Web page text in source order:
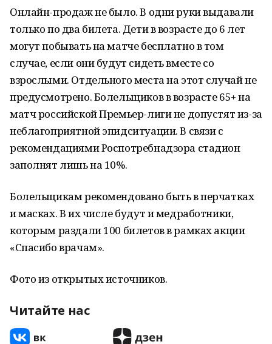
Онлайн-продаж не было. В одни руки выдавали
только по два билета. Дети в возрасте до 6 лет
могут побывать на матче бесплатно в том
случае, если они будут сидеть вместе со
взрослыми. Отдельного места на этот случай не
предусмотрено. Болельщиков в возрасте 65+ на
матч российской Премьер-лиги не допустят из-за
неблагоприятной эпидситуации. В связи с
рекомендациями Роспотребнадзора стадион
заполнят лишь на 10%.
Болельщикам рекомендовано быть в перчатках
и масках. В их числе будут и медработники,
которым раздали 100 билетов в рамках акции
«Спасибо врачам».
Фото из открытых источников.
Читайте нас